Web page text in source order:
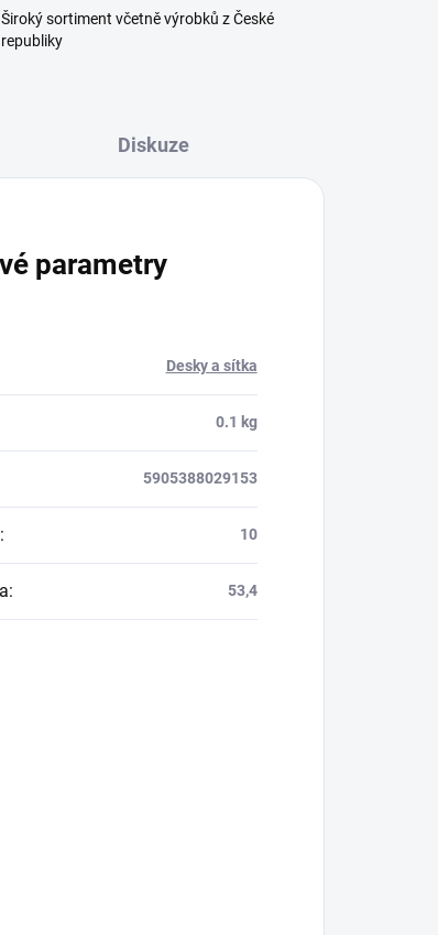
Široký sortiment včetně výrobků z České
republiky
Diskuze
parametry
Desky a sítka
0.1 kg
5905388029153
: 10
: 53,4